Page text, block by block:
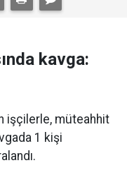
kavga:
işçilerle, müteahhit
1 kişi